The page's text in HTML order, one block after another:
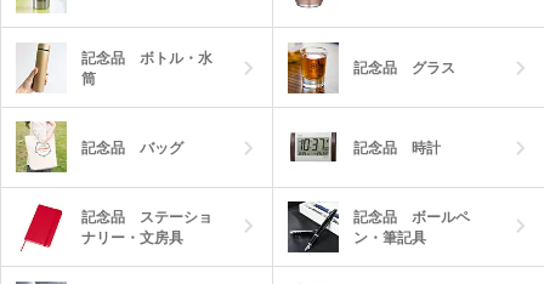
記念品 ボトル・水
筒
記念品 グラス
記念品 バッグ 記念品 時計
記念品 ステーショ
ナリー・文房具
記念品 ボールペ
ン・筆記具